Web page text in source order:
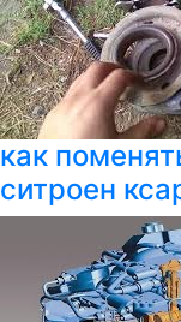
как
ситроен